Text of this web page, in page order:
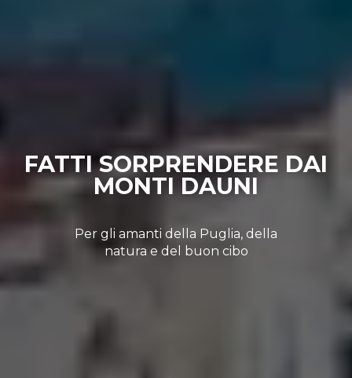
FATTI SORPRENDERE DAI
MONTI DAUNI
Per gli amanti della Puglia, della
natura e del buon cibo